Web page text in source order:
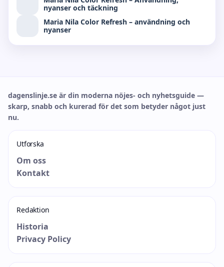
nyanser och täckning
Maria Nila Color Refresh – användning och
nyanser
dagenslinje.se är din moderna nöjes- och nyhetsguide —
skarp, snabb och kurerad för det som betyder något just
nu.
Utforska
Om oss
Kontakt
Redaktion
Historia
Privacy Policy